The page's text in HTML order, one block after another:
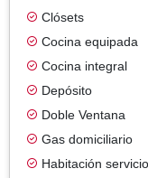
Clósets
Cocina equipada
Cocina integral
Depósito
Doble Ventana
Gas domiciliario
Habitación servicio